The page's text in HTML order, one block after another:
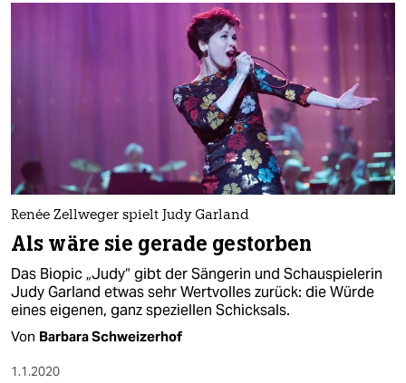
Renée Zellweger spielt Judy Garland
Als wäre sie gerade gestorben
Das Biopic „Judy“ gibt der Sängerin und Schauspielerin
Judy Garland etwas sehr Wertvolles zurück: die Würde
eines eigenen, ganz speziellen Schicksals.
Von Barbara Schweizerhof
1.1.2020